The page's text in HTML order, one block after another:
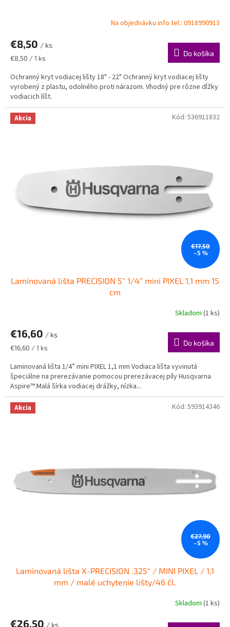
Na objednávku info tel.: 0918990913
€8,50 / ks
Jednotková
€8,50 / 1 ks
Do košíka
Ochranný kryt vodiacej lišty 18" - 22" Ochranný kryt vodiacej lišty
vyrobený z plastu, odolného proti nárazom. Vhodný pre rôzne dĺžky
vodiacich líšt.
Akcia
€17,50
–5 %
Laminovaná lišta PRECISION 5" 1/4” mini PIXEL 1,1 mm 15
cm
Skladom (1 ks)
€16,60 / ks
Jednotková
€16,60 / 1 ks
Do košíka
Laminovaná lišta 1/4” mini PIXEL 1,1 mm Vodiaca lišta vyvinutá
špeciálne na prerezávanie pomocou prerezávacej píly Husqvarna
Aspire™.Malá šírka vodiacej drážky, nízka...
Kód: 536911832
Akcia
€27,90
–5 %
Laminovaná lišta X-PRECISION .325" / MINI PIXEL / 1,1
mm / malé uchytenie lišty/46 čl.
Skladom (1 ks)
€26,50 / ks
Kód: 593914346